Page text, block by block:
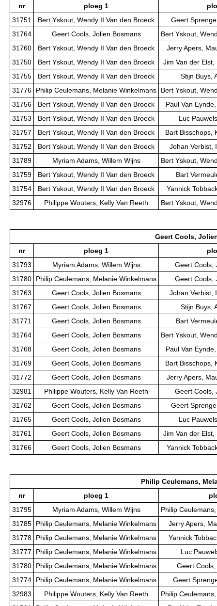
nr
ploeg 1
31751
Bert Yskout, Wendy II Van den Broeck
Geert
31764
Geert Cools, Jolien Bosmans
Bert Yskout,
31760
Bert Yskout, Wendy II Van den Broeck
Jerry Apers,
31750
Bert Yskout, Wendy II Van den Broeck
Jim Van der Elst,
31755
Bert Yskout, Wendy II Van den Broeck
Stijn Buys,
31776
Philip Ceulemans, Melanie Winkelmans
Bert Yskout,
31756
Bert Yskout, Wendy II Van den Broeck
Paul Van
31753
Bert Yskout, Wendy II Van den Broeck
Luc
31757
Bert Yskout, Wendy II Van den Broeck
Bart Bisschops,
31752
Bert Yskout, Wendy II Van den Broeck
Johan Verbist,
31789
Myriam Adams, Willem Wijns
Bert Yskout,
31759
Bert Yskout, Wendy II Van den Broeck
Bart
31754
Bert Yskout, Wendy II Van den Broeck
Yannick
32976
Philippe Wouters, Kelly Van Reeth Bert Yskout,
Geert Cools,
nr
ploeg 1
31793
Myriam Adams, Willem Wijns
Geert Cools,
31780
Philip Ceulemans, Melanie Winkelmans
Geert Cools,
31763
Geert Cools, Jolien Bosmans
Johan Verbist,
31767
Geert Cools, Jolien Bosmans
Stijn Buys,
31771
Geert Cools, Jolien Bosmans
Bart
31764
Geert Cools, Jolien Bosmans
Bert Yskout,
31768
Geert Cools, Jolien Bosmans
Paul Van
31769
Geert Cools, Jolien Bosmans
Bart Bisschops,
31772
Geert Cools, Jolien Bosmans
Jerry Apers,
32981
Philippe Wouters, Kelly Van Reeth
Geert Cools,
31762
Geert Cools, Jolien Bosmans
Geert
31765
Geert Cools, Jolien Bosmans
Luc
31761
Geert Cools, Jolien Bosmans
Jim Van der Elst,
31766
Geert Cools, Jolien Bosmans Yannick
Philip Ceulemans,
nr
ploeg 1
31795
Myriam Adams, Willem Wijns
Philip
31785
Philip Ceulemans, Melanie Winkelmans
Jerry Apers,
31778
Philip Ceulemans, Melanie Winkelmans
Yannick
31777
Philip Ceulemans, Melanie Winkelmans
Luc
31780
Philip Ceulemans, Melanie Winkelmans
Geert
31774
Philip Ceulemans, Melanie Winkelmans
Geert
32983
Philippe Wouters, Kelly Van Reeth
Philip